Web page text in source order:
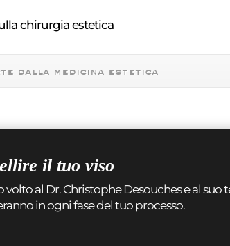
chirurgia estetica
dalla medicina estetica
il tuo viso
al Dr. Christophe Desouches e al suo
in ogni fase del tuo processo.